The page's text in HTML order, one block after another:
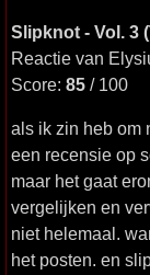
Slipknot - Vol. 3
Reactie van
Score: 85 / 100
als ik zin heb om
een recensie op
maar het gaat
vergelijken en
niet helemaal.
het posten. en